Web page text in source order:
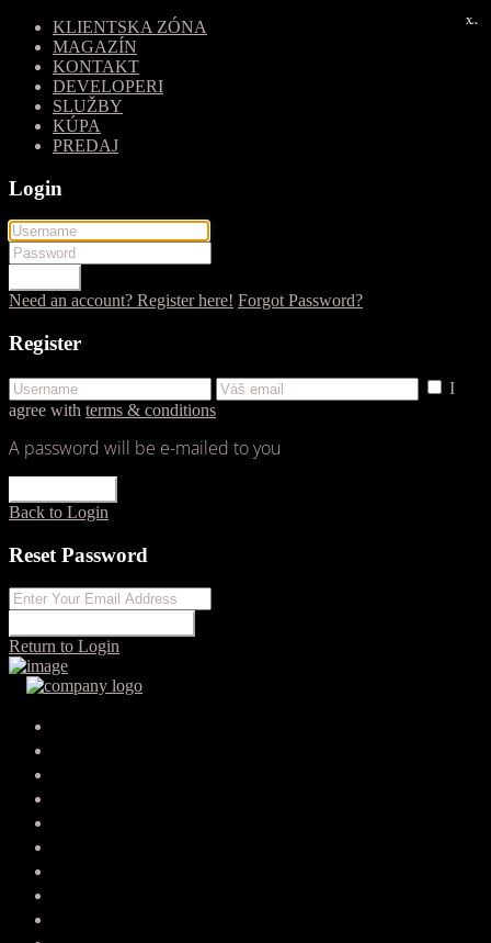
KLIENTSKA ZÓNA
MAGAZÍN
KONTAKT
DEVELOPERI
SLUŽBY
KÚPA
PREDAJ
Login
Need an account? Register here! Forgot Password?
Register
I
agree with terms & conditions
A password will be e-mailed to you
Back to Login
Reset Password
Return to Login
Your search results
kurtali8680114
o.xim.us.777.2.h5w.a865.4.8@gmail.com
About Me
Contact Me
x
x